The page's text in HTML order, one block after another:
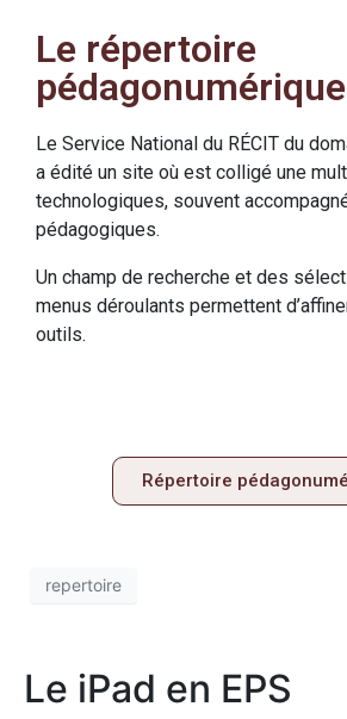
Le répertoire
pédagonumérique
Le Service National du RÉCIT du
a édité un site où est colligé une
technologiques, souvent
pédagogiques.
Un champ de recherche et des
menus déroulants permettent
outils.
Répertoire
repertoire
Le iPad en EPS